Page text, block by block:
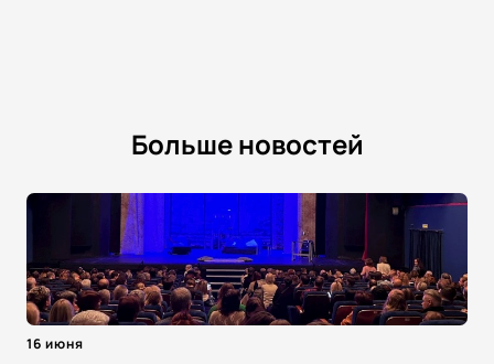
Больше новостей
16 июня